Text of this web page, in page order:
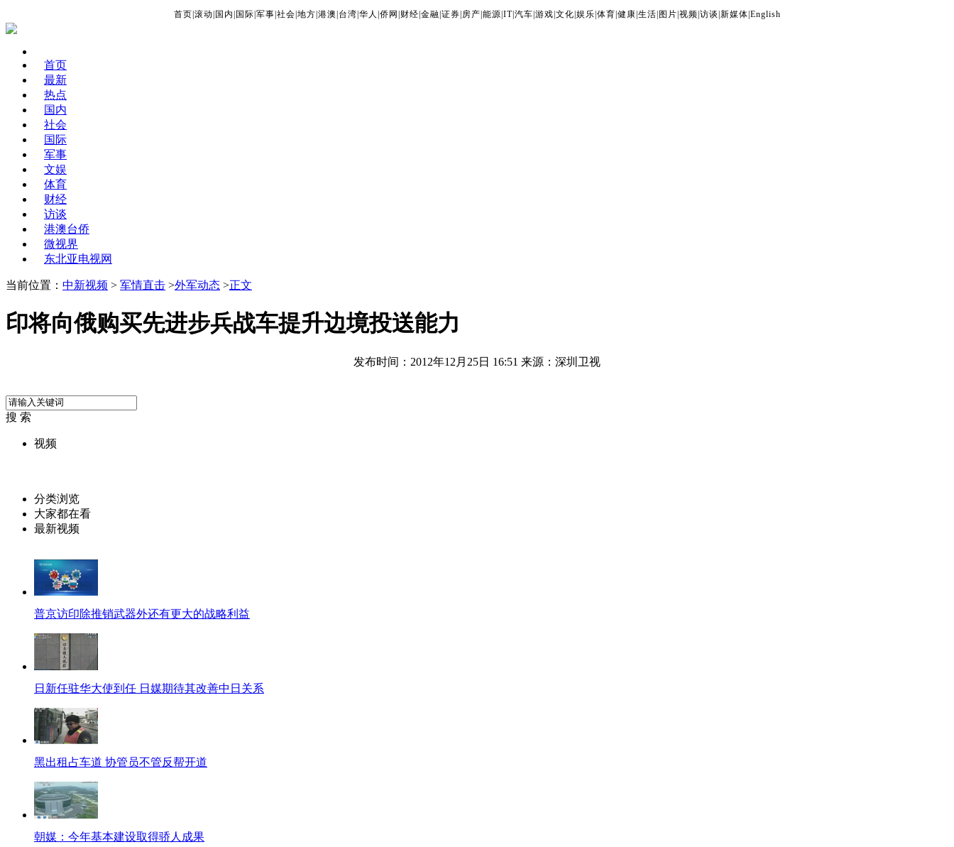
首页 滚动 国内 国际 军事 社会 地方 港澳 台湾 华人 侨网 财经 金融 证券 房产 能源 IT| 汽车 游戏 文化 娱乐 体育 健康 生活 图片 视频 访谈 新媒体 English
首页
最新
热点
国内
社会
国际
军事
文娱
体育
财经
访谈
港澳台侨
微视界
东北亚电视网
当前位置： 中新视频 > 军情直击 >外军动态 >正文
印将向俄购买先进步兵战车提升边境投送能力
发布时间：2012年12月25日 16:51 来源：深圳卫视
搜 索
视频
分类浏览
大家都在看
最新视频
普京访印除推销武器外还有更大的战略利益
日新任驻华大使到任 日媒期待其改善中日关系
黑出租占车道 协管员不管反帮开道
朝媒：今年基本建设取得骄人成果